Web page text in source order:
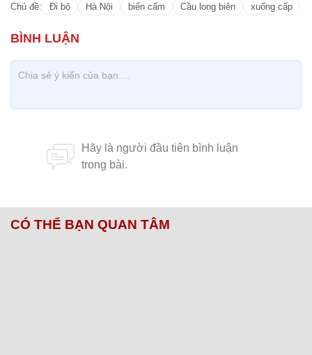
Chủ đề: Đi bộ Hà Nội biển cấm Cầu long biên xuống cấp
CÓ THỂ BẠN QUAN TÂM